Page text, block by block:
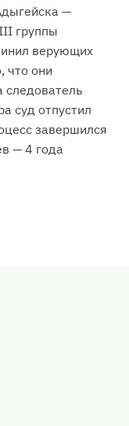
—
группы
верующих
что они
следователь
суд отпустил
завершился
— 4 года